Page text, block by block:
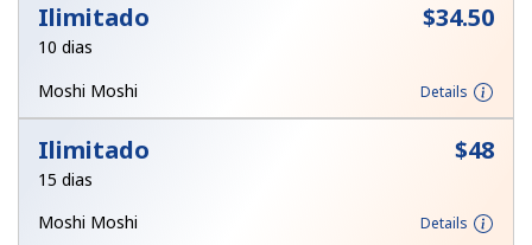
Ilimitado ⁦$34.50⁩
10 dias
Moshi Moshi
Details
Ilimitado ⁦$48⁩
15 dias
Moshi Moshi
Details